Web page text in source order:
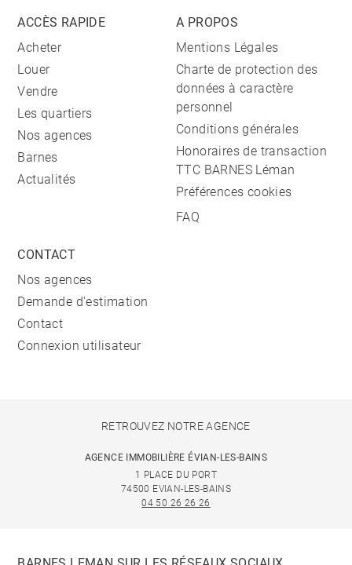
ACCÈS RAPIDE
Acheter
Louer
Vendre
Les quartiers
Nos agences
Barnes
Actualités
A PROPOS
Mentions Légales
Charte de protection des
données à caractère
personnel
Conditions générales
Honoraires de transaction
TTC BARNES Léman
Préférences cookies
FAQ
CONTACT
Nos agences
Demande d'estimation
Contact
Connexion utilisateur
RETROUVEZ NOTRE AGENCE
AGENCE IMMOBILIÈRE ÉVIAN-LES-BAINS
1 PLACE DU PORT
74500 EVIAN-LES-BAINS
04 50 26 26 26